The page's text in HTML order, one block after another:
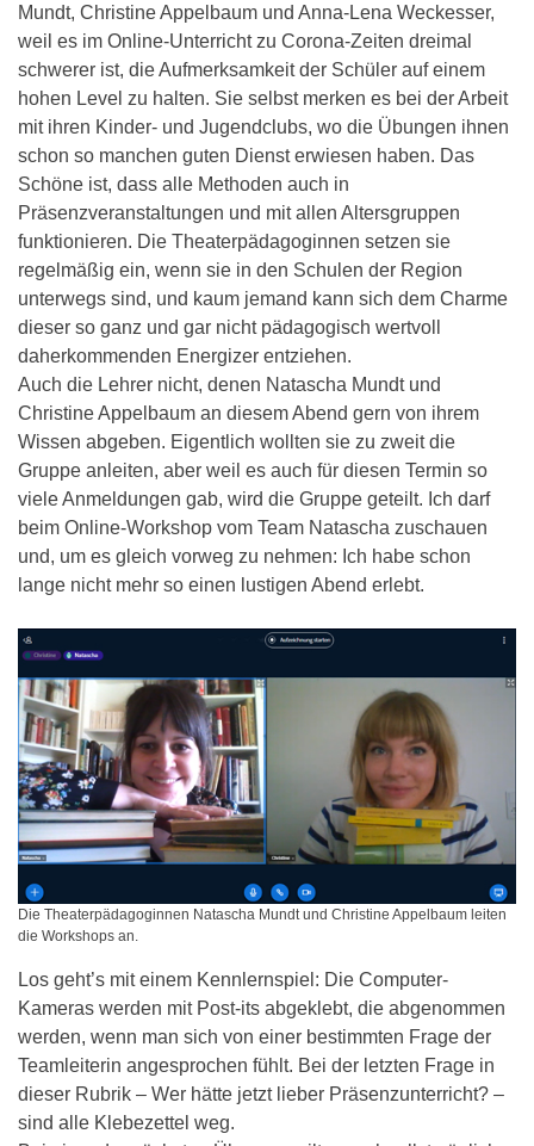
Mundt, Christine Appelbaum und Anna-Lena Weckesser,
weil es im Online-Unterricht zu Corona-Zeiten dreimal
schwerer ist, die Aufmerksamkeit der Schüler auf einem
hohen Level zu halten. Sie selbst merken es bei der Arbeit
mit ihren Kinder- und Jugendclubs, wo die Übungen ihnen
schon so manchen guten Dienst erwiesen haben. Das
Schöne ist, dass alle Methoden auch in
Präsenzveranstaltungen und mit allen Altersgruppen
funktionieren. Die Theaterpädagoginnen setzen sie
regelmäßig ein, wenn sie in den Schulen der Region
unterwegs sind, und kaum jemand kann sich dem Charme
dieser so ganz und gar nicht pädagogisch wertvoll
daherkommenden Energizer entziehen.
Auch die Lehrer nicht, denen Natascha Mundt und
Christine Appelbaum an diesem Abend gern von ihrem
Wissen abgeben. Eigentlich wollten sie zu zweit die
Gruppe anleiten, aber weil es auch für diesen Termin so
viele Anmeldungen gab, wird die Gruppe geteilt. Ich darf
beim Online-Workshop vom Team Natascha zuschauen
und, um es gleich vorweg zu nehmen: Ich habe schon
lange nicht mehr so einen lustigen Abend erlebt.
Die Theaterpädagoginnen Natascha Mundt und Christine Appelbaum leiten
die Workshops an.
Los geht’s mit einem Kennlernspiel: Die Computer-
Kameras werden mit Post-its abgeklebt, die abgenommen
werden, wenn man sich von einer bestimmten Frage der
Teamleiterin angesprochen fühlt. Bei der letzten Frage in
dieser Rubrik – Wer hätte jetzt lieber Präsenzunterricht? –
sind alle Klebezettel weg.